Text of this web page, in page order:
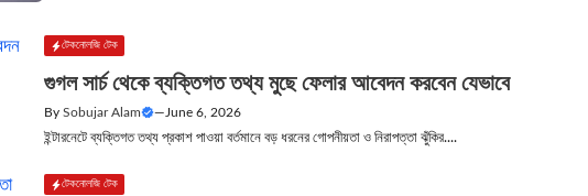
টেকনোলজি টেক
গুগল সার্চ থেকে ব্যক্তিগত তথ্য মুছে ফেলার আবেদন করবেন যেভাবে
BySobujar Alam — June 6, 2026
ইন্টারনেটে ব্যক্তিগত তথ্য প্রকাশ পাওয়া বর্তমানে বড় ধরনের গোপনীয়তা ও নিরাপত্তা ঝুঁকির....
টেকনোলজি টেক